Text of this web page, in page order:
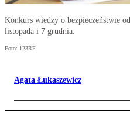
Konkurs wiedzy o bezpieczeństwie
listopada i 7 grudnia.
Foto: 123RF
Agata Łukaszewicz